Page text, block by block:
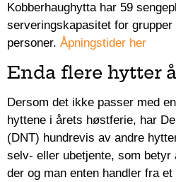
Kobberhaughytta har 59
serveringskapasitet for grupper
personer. Åpningstider her
Enda flere hytter
Dersom det ikke passer med
hyttene i årets høstferie, har
(DNT) hundrevis av andre
selv- eller ubetjente, som betyr
der og man enten handler fra